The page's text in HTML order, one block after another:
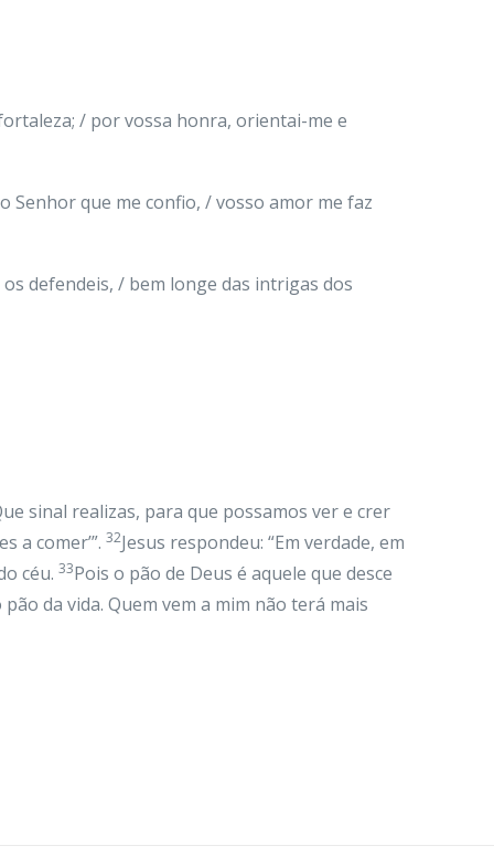
/ por vossa honra, orientai-me e
Senhor que me confio, / vosso amor me faz
defendeis, / bem longe das intrigas dos
sinal realizas, para que possamos ver e crer
a comer’”. 32Jesus respondeu: “Em verdade, em
céu. 33Pois o pão de Deus é aquele que desce
pão da vida. Quem vem a mim não terá mais